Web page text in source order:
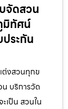
จัดสวน
มิทัศน์
ระกัน
ต่งสวนทุกข
บริการวัด
เป็น สวนใน